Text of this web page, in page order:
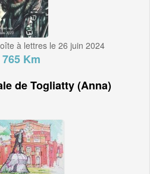
à lettres le 26 juin 2024
Km
de Togliatty (Anna)